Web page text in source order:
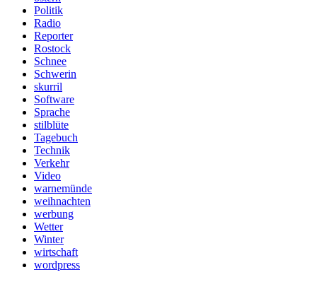
Politik
Radio
Reporter
Rostock
Schnee
Schwerin
skurril
Software
Sprache
stilblüte
Tagebuch
Technik
Verkehr
Video
warnemünde
weihnachten
werbung
Wetter
Winter
wirtschaft
wordpress